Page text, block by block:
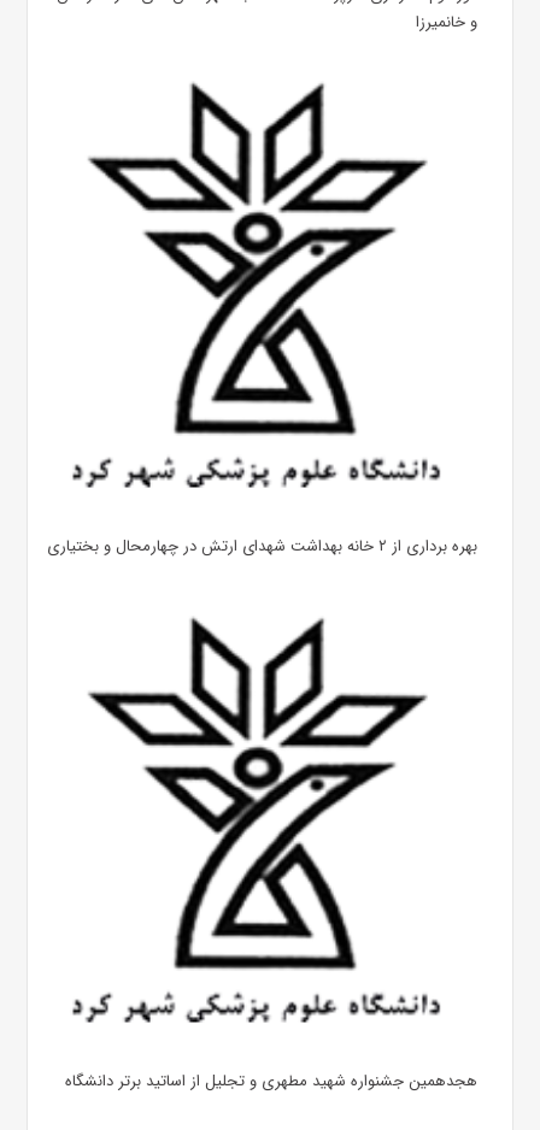
و خانمیرزا
بهره ‌برداری از ۲ خانه بهداشت شهدای ارتش در چهارمحال و بختیاری
هجدهمین جشنواره شهید مطهری و تجلیل از اساتید برتر دانشگاه